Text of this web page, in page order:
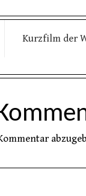
Kurzfilm der